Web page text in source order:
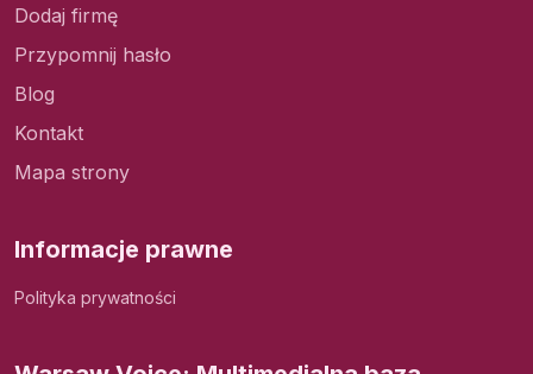
Dodaj firmę
Przypomnij hasło
Blog
Kontakt
Mapa strony
Informacje prawne
Polityka prywatności